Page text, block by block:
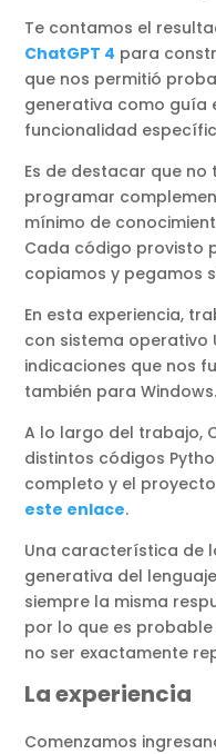
Te contamos el
ChatGPT 4 para
que nos permitió
generativa como guía
funcionalidad
Es de destacar que
programar
mínimo de
Cada código provisto
copiamos y pegamos
En esta experiencia,
con sistema operativo
indicaciones que nos
también para Windows.
A lo largo del trabajo,
distintos códigos
completo y el
este enlace.
Una característica de
generativa del
siempre la misma
por lo que es
no ser exactamente
La experiencia
Comenzamos